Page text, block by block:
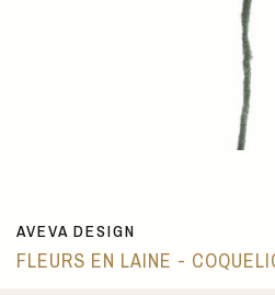
AVEVA DESIGN
FLEURS EN LAINE -